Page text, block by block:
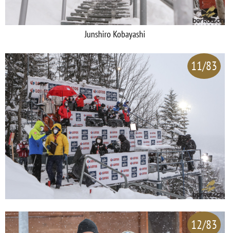
Junshiro Kobayashi
11/83
12/83